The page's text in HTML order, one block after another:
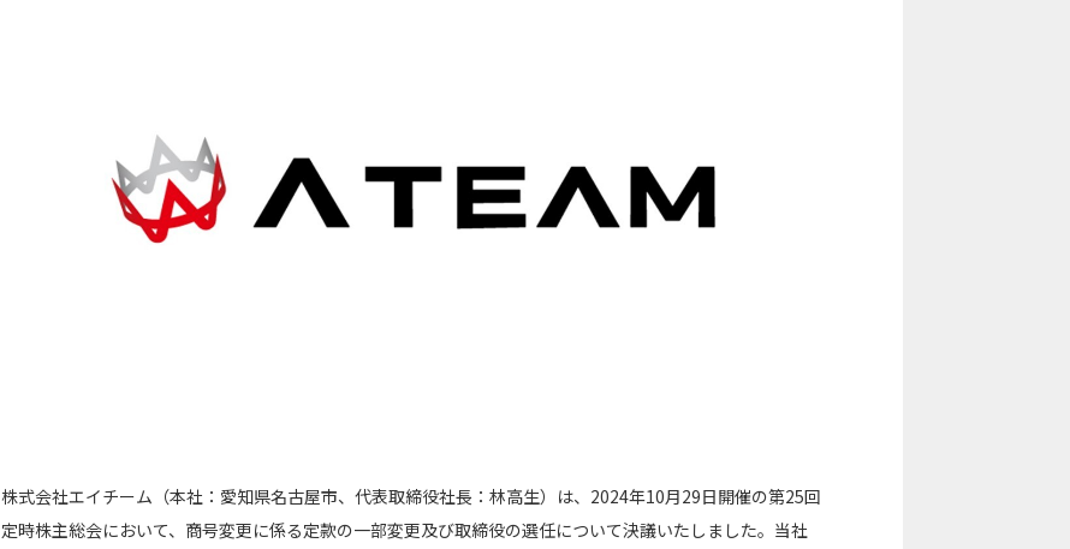
株式会社エイチーム（本社：愛知県名古屋市、代表取締役社長：林高生）は、2024年10月29日開催の第25回
定時株主総会において、商号変更に係る定款の一部変更及び取締役の選任について決議いたしました。当社